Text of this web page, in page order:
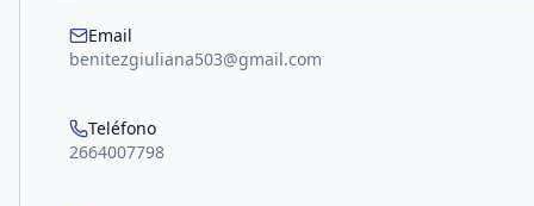
Email
benitezgiuliana503@gmail.com
Teléfono
2664007798